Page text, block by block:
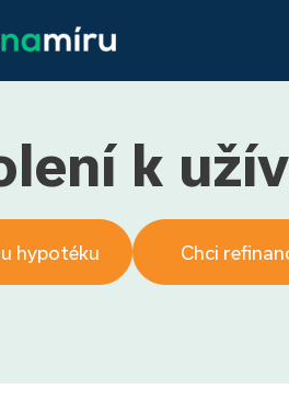
k
hypotéku Chci